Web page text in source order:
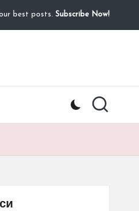
best posts. Subscribe Now!